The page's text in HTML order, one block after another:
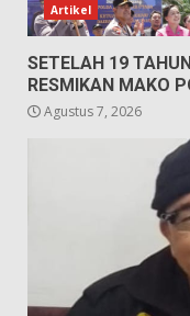
Artikel
SETELAH 19
RESMIKAN MAKO
Agustus 7, 2026